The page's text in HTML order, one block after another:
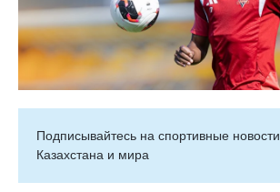
Подписывайтесь на cпортивные новости
Казахстана и мира